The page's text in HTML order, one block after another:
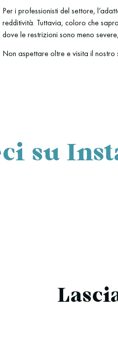
Per i professionisti del settore,
redditività. Tuttavia, coloro che
dove le restrizioni sono meno
Non aspettare oltre e visita il
su